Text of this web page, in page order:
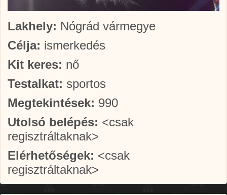
Lakhely: Nógrád vármegye
Célja: ismerkedés
Kit keres: nő
Testalkat: sportos
Megtekintések: 990
Utolsó belépés: <csak
regisztráltaknak>
Elérhetőségek: <csak
regisztráltaknak>